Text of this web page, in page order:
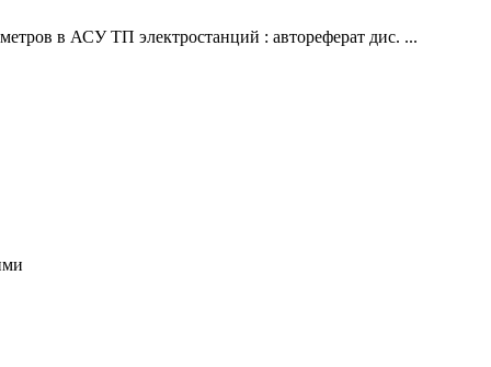
в АСУ ТП электростанций : автореферат дис. ...